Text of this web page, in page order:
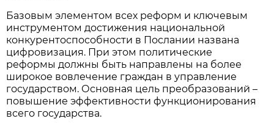
Базовым элементом всех реформ и ключевым
инструментом достижения национальной
конкурентоспособности в Послании названа
цифровизация. При этом политические
реформы должны быть направлены на более
широкое вовлечение граждан в управление
государством. Основная цель преобразований –
повышение эффективности функционирования
всего государства.